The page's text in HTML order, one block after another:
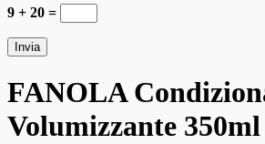
9 + 20 =
FANOLA
Volumizzante 350ml